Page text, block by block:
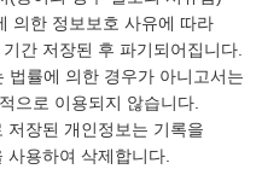
의한 정보보호 사유에 따라
간 저장된 후 파기되어집니다.
법률에 의한 경우가 아니고서는
으로 이용되지 않습니다.
저장된 개인정보는 기록을
용하여 삭제합니다.